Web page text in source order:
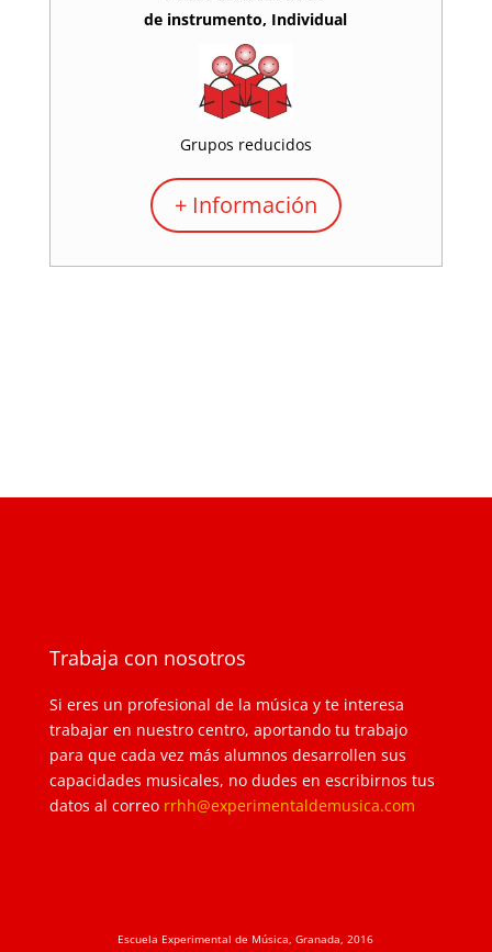
de instrumento, Individual
Grupos reducidos
+ Información
Trabaja con nosotros
Si eres un profesional de la música y te interesa
trabajar en nuestro centro, aportando tu trabajo
para que cada vez más alumnos desarrollen sus
capacidades musicales, no dudes en escribirnos tus
datos al correo rrhh@experimentaldemusica.com
Escuela Experimental de Música, Granada, 2016